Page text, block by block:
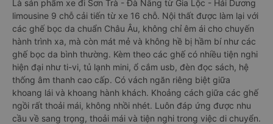
Là sản phẩm xe đi Sơn Trà - Đà Nẵng từ Gia Lộc - Hải Dương
limousine 9 chỗ cải tiến từ xe 16 chỗ. Nội thất được làm lại với
các ghế bọc da chuẩn Châu Âu, không chỉ êm ái cho chuyến
hành trình xa, mà còn mát mẻ và không hề bị hầm bí như các
ghế bọc da bình thường. Kèm theo các ghế có nhiều tiện nghi
hiện đại như ti-vi, tủ lạnh mini, ổ cắm usb, đèn đọc sách, hệ
thống âm thanh cao cấp. Có vách ngăn riêng biệt giữa
khoang lái và khoang hành khách. Khoảng cách giữa các ghế
ngồi rất thoải mái, không nhồi nhét. Luôn đáp ứng được nhu
cầu về sang trọng, thoải mái và tiện nghi trong việc di chuyển.